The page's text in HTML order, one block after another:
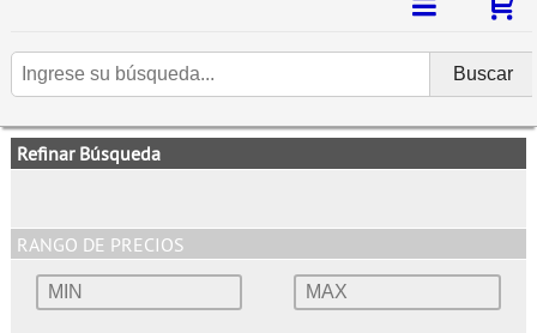
Refinar Búsqueda
RANGO DE PRECIOS